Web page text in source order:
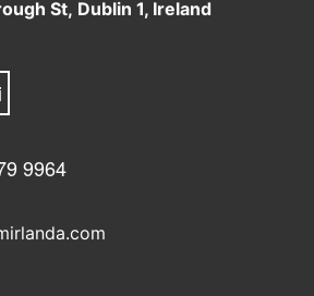
St, Dublin 1, Ireland
9964